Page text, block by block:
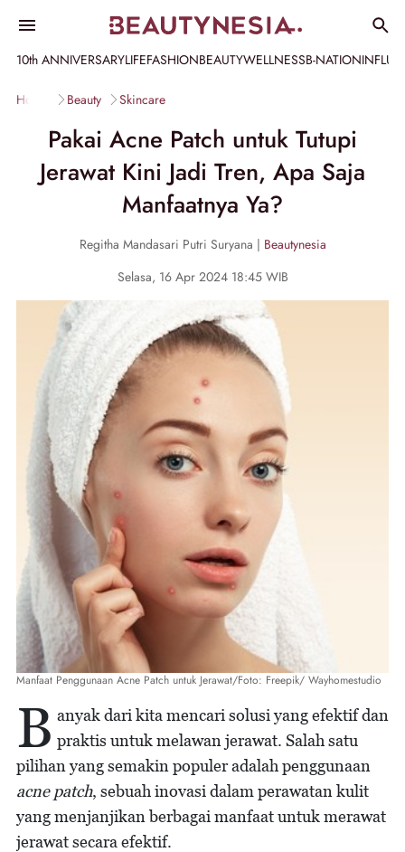
10th ANNIVERSARYLIFEFASHIONBEAUTYWELLNESSB-NATION
Home Beauty Skincare
Pakai Acne Patch untuk Tutupi
Jerawat Kini Jadi Tren, Apa Saja
Manfaatnya Ya?
Regitha Mandasari Putri Suryana | Beautynesia
Selasa, 16 Apr 2024 18:45 WIB
Manfaat Penggunaan Acne Patch untuk Jerawat/Foto: Freepik/ Wayhomestudio
B anyak dari kita mencari solusi yang efektif dan
praktis untuk melawan jerawat. Salah satu
pilihan yang semakin populer adalah penggunaan
acne patch, sebuah inovasi dalam perawatan kulit
yang menjanjikan berbagai manfaat untuk merawat
jerawat secara efektif.